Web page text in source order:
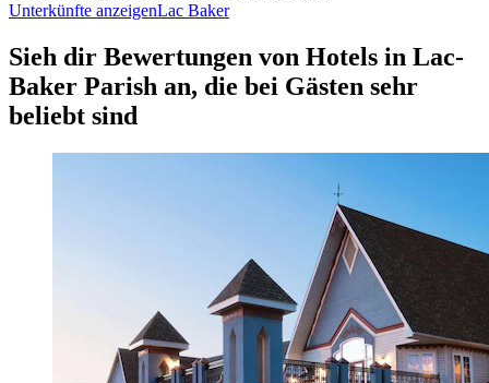
Unterkünfte anzeigenLac Baker
Sieh dir Bewertungen von Hotels in Lac-
Baker Parish an, die bei Gästen sehr
beliebt sind